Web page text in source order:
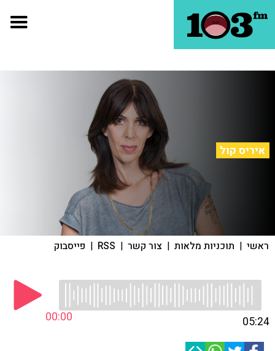
איריס קול
ראשי | תוכניות מלאות | צור קשר |
RSS
| פייסבוק
00:00 05:24